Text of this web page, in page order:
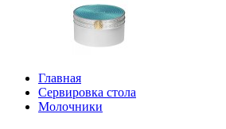
Главная
Сервировка стола
Молочники